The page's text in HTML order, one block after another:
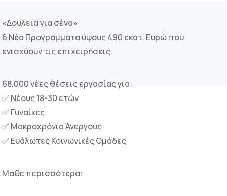
«Δουλειά για σένα»
6 Νέα Προγράμματα ύψους 490 εκατ. Ευρώ που
ενισχύουν τις επιχειρήσεις.
68.000 νέες θέσεις εργασίας για:
✅ Νέους 18-30 ετών
✅ Γυναίκες
✅ Μακροχρόνια Άνεργους
✅ Ευάλωτες Κοινωνικές Ομάδες
Μάθε περισσότερα: